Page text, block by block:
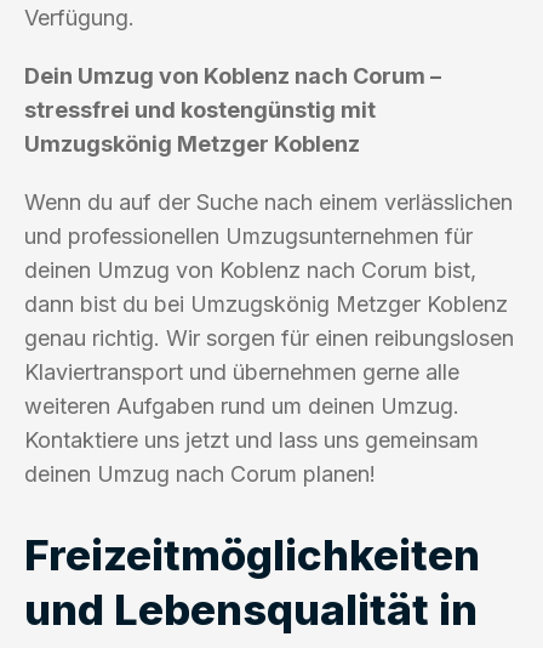
Verfügung.
Dein Umzug von Koblenz nach Corum –
stressfrei und kostengünstig mit
Umzugskönig Metzger Koblenz
Wenn du auf der Suche nach einem verlässlichen
und professionellen Umzugsunternehmen für
deinen Umzug von Koblenz nach Corum bist,
dann bist du bei Umzugskönig Metzger Koblenz
genau richtig. Wir sorgen für einen reibungslosen
Klaviertransport und übernehmen gerne alle
weiteren Aufgaben rund um deinen Umzug.
Kontaktiere uns jetzt und lass uns gemeinsam
deinen Umzug nach Corum planen!
Freizeitmöglichkeiten
und Lebensqualität in